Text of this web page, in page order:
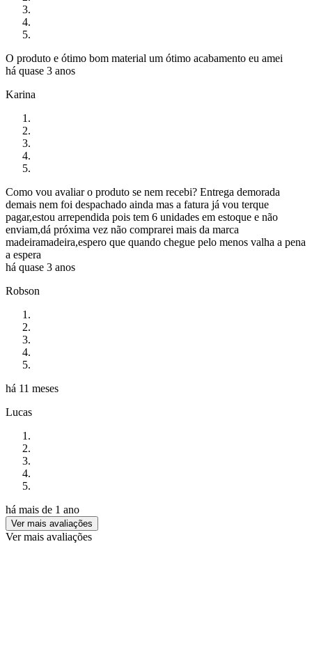
O produto e ótimo bom material um ótimo acabamento eu amei
há quase 3 anos
Karina
Como vou avaliar o produto se nem recebi? Entrega demorada
demais nem foi despachado ainda mas a fatura já vou terque
pagar,estou arrependida pois tem 6 unidades em estoque e não
enviam,dá próxima vez não comprarei mais da marca
madeiramadeira,espero que quando chegue pelo menos valha a pena
a espera
há quase 3 anos
Robson
há 11 meses
Lucas
há mais de 1 ano
Ver mais avaliações
Ver mais avaliações